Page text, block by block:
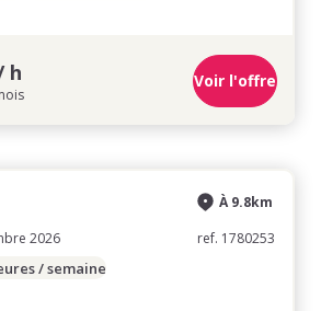
h Voir l'offre
2026
À 9.8km
ref. 1780253
/ semaine